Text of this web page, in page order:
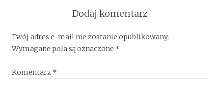
Dodaj komentarz
Twój adres e-mail nie zostanie opublikowany.
Wymagane pola są oznaczone *
Komentarz *